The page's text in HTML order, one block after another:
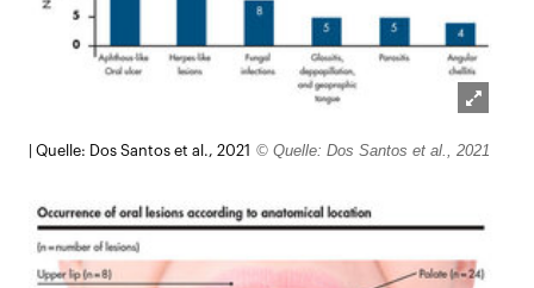
öffnen
| Quelle: Dos Santos et al., 2021 © Quelle: Dos Santos et al., 2021